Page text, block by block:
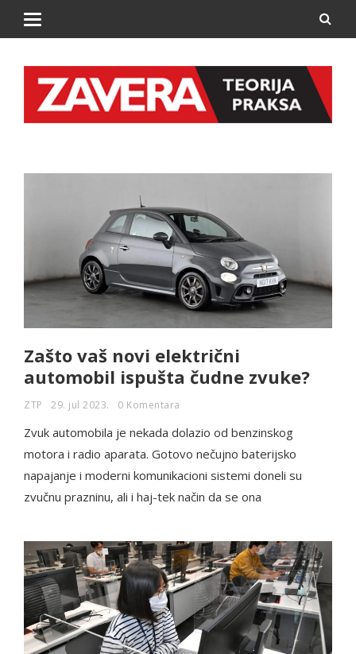
Zašto vaš novi električni
automobil ispušta čudne zvuke?
ZTP 29. jul 2023. 0 Komentara
Zvuk automobila je nekada dolazio od benzinskog
motora i radio aparata. Gotovo nečujno baterijsko
napajanje i moderni komunikacioni sistemi doneli su
zvučnu prazninu, ali i haj-tek način da se ona